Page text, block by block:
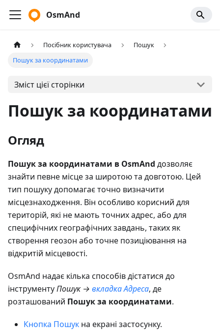
OsmAnd
Посібник користувача
Пошук
Пошук за координатами
Зміст цієї сторінки
Пошук за координатами
Огляд
Пошук за координатами в OsmAnd дозволяє
знайти певне місце за широтою та довготою. Цей
тип пошуку допомагає точно визначити
місцезнаходження. Він особливо корисний для
територій, які не мають точних адрес, або для
специфічних географічних завдань, таких як
створення геозон або точне позиціювання на
відкритій місцевості.
OsmAnd надає кілька способів дістатися до
інструментуПошук → вкладка Адреса, де
розташований Пошук за координатами.
Кнопка Пошук на екрані застосунку.